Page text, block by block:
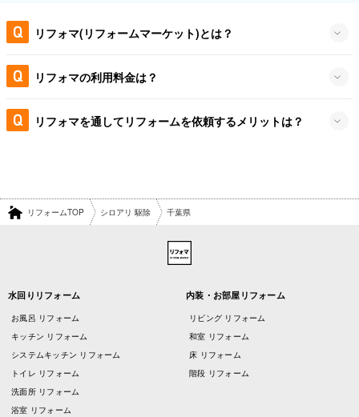
リフォマ(リフォームマーケット)とは？
リフォマの利用料金は？
リフォマを通してリフォームを依頼するメリットは？
リフォームTOP シロアリ 駆除 千葉県
水回りリフォーム
お風呂 リフォーム
キッチン リフォーム
システムキッチン リフォーム
トイレ リフォーム
洗面所 リフォーム
浴室 リフォーム
内装・お部屋リフォーム
リビング リフォーム
和室 リフォーム
床 リフォーム
階段 リフォーム